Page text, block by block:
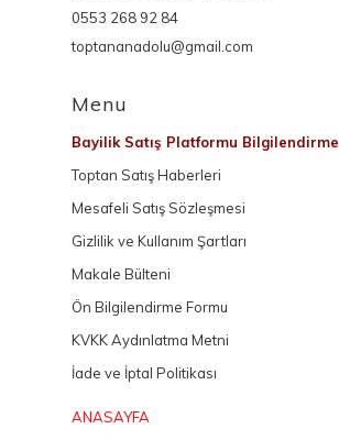
0553 268 92 84
toptananadolu@gmail.com
Menu
Bayilik Satış Platformu Bilgilendirme
Toptan Satış Haberleri
Mesafeli Satış Sözleşmesi
Gizlilik ve Kullanım Şartları
Makale Bülteni
Ön Bilgilendirme Formu
KVKK Aydınlatma Metni
İade ve İptal Politikası
ANASAYFA